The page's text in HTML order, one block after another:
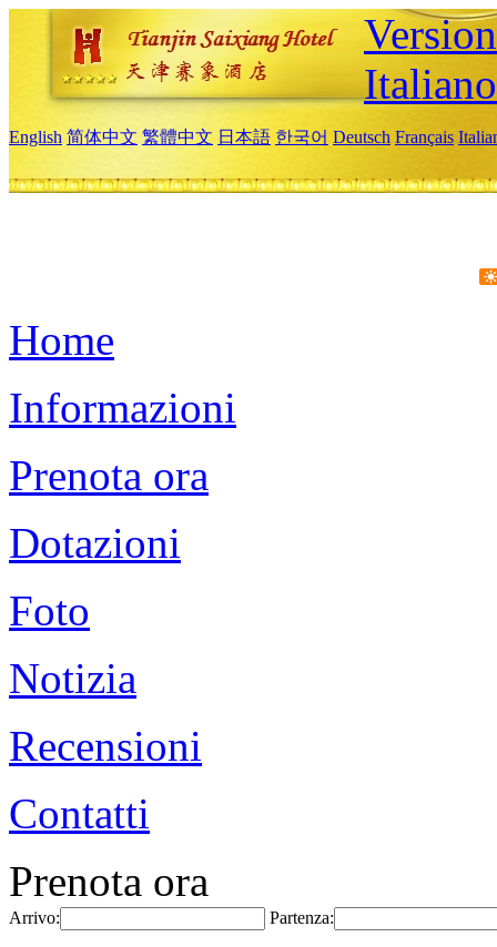
Italiano
English 简体中文 繁體中文 日本語 한국어 Deutsch Français
Home
Informazioni
Prenota ora
Dotazioni
Foto
Notizia
Recensioni
Contatti
Prenota ora
Arrivo: Partenza: